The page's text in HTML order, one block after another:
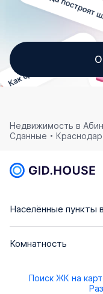
Недвижимость в
Сданные
Населённые пункты
Комнатность
Поиск ЖК на